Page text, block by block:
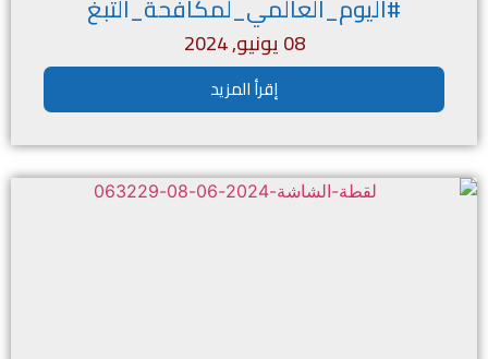
#اليوم_العالمي_لمكافحة_التبغ
08 يونيو, 2024
إقرأ المزيد